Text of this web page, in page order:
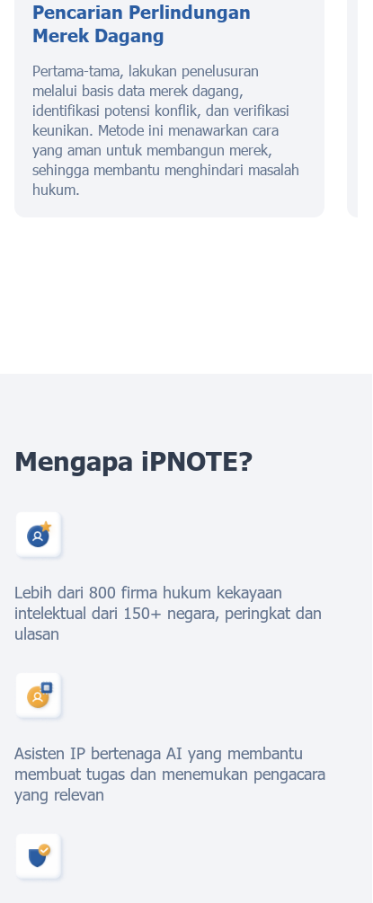
Pencarian Perlindungan
Merek Dagang
Pertama-tama, lakukan penelusuran
melalui basis data merek dagang,
identifikasi potensi konflik, dan verifikasi
keunikan. Metode ini menawarkan cara
yang aman untuk membangun merek,
sehingga membantu menghindari masalah
hukum.
Mengapa iPNOTE?
Lebih dari 800 firma hukum kekayaan
intelektual dari 150+ negara, peringkat dan
ulasan
Asisten IP bertenaga AI yang membantu
membuat tugas dan menemukan pengacara
yang relevan